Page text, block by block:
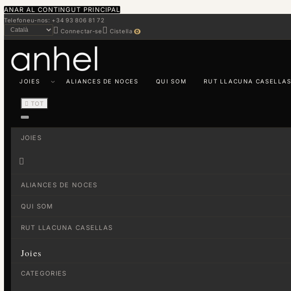
ANAR AL CONTINGUT PRINCIPAL
Telefoneu-nos: +34 93 806 81 72
 Connectar-se  Cistella 0
JOIES ALIANCES DE NOCES QUI SOM RUT LLACUNA CASELLAS
 TOT
JOIES

ALIANCES DE NOCES
QUI SOM
RUT LLACUNA CASELLAS
Joies
CATEGORIES